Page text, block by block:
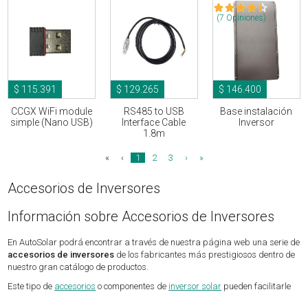
$ 115.391
CCGX WiFi module
simple (Nano USB)
$ 129.265
RS485 to USB
Interface Cable
1.8m
(7 Opiniones)
$ 146.400
Base instalación
Inversor
« ‹ 1 2 3 › »
Accesorios de Inversores
Información sobre Accesorios de Inversores
En AutoSolar podrá encontrar a través de nuestra página web una serie de
accesorios de inversores de los fabricantes más prestigiosos dentro de
nuestro gran catálogo de productos.
Este tipo de accesorios o componentes de inversor solar pueden facilitarle